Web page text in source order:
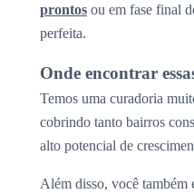
prontos ou em fase final
perfeita.
Onde encontrar
Temos uma curadoria
cobrindo tanto bairros
alto potencial de
Além disso, você também